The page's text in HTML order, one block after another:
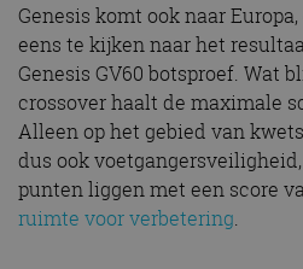
Genesis komt ook naar
eens te kijken naar het
Genesis GV60 botsproef. Wat
crossover haalt de maximale
Alleen op het gebied van
dus ook
punten liggen met een score
ruimte voor verbetering.